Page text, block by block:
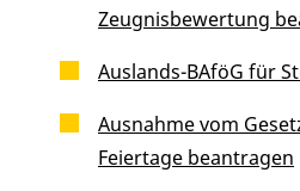
Zeugnisbewertung
Auslands-BAföG für
Ausnahme vom
Feiertage beantragen